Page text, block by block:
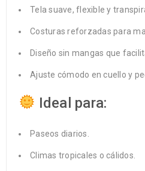
Tela suave, flexible y
Costuras reforzadas para
Diseño sin mangas que
Ajuste cómodo en cuello y
Ideal para:
Paseos diarios.
Climas tropicales o cálidos.